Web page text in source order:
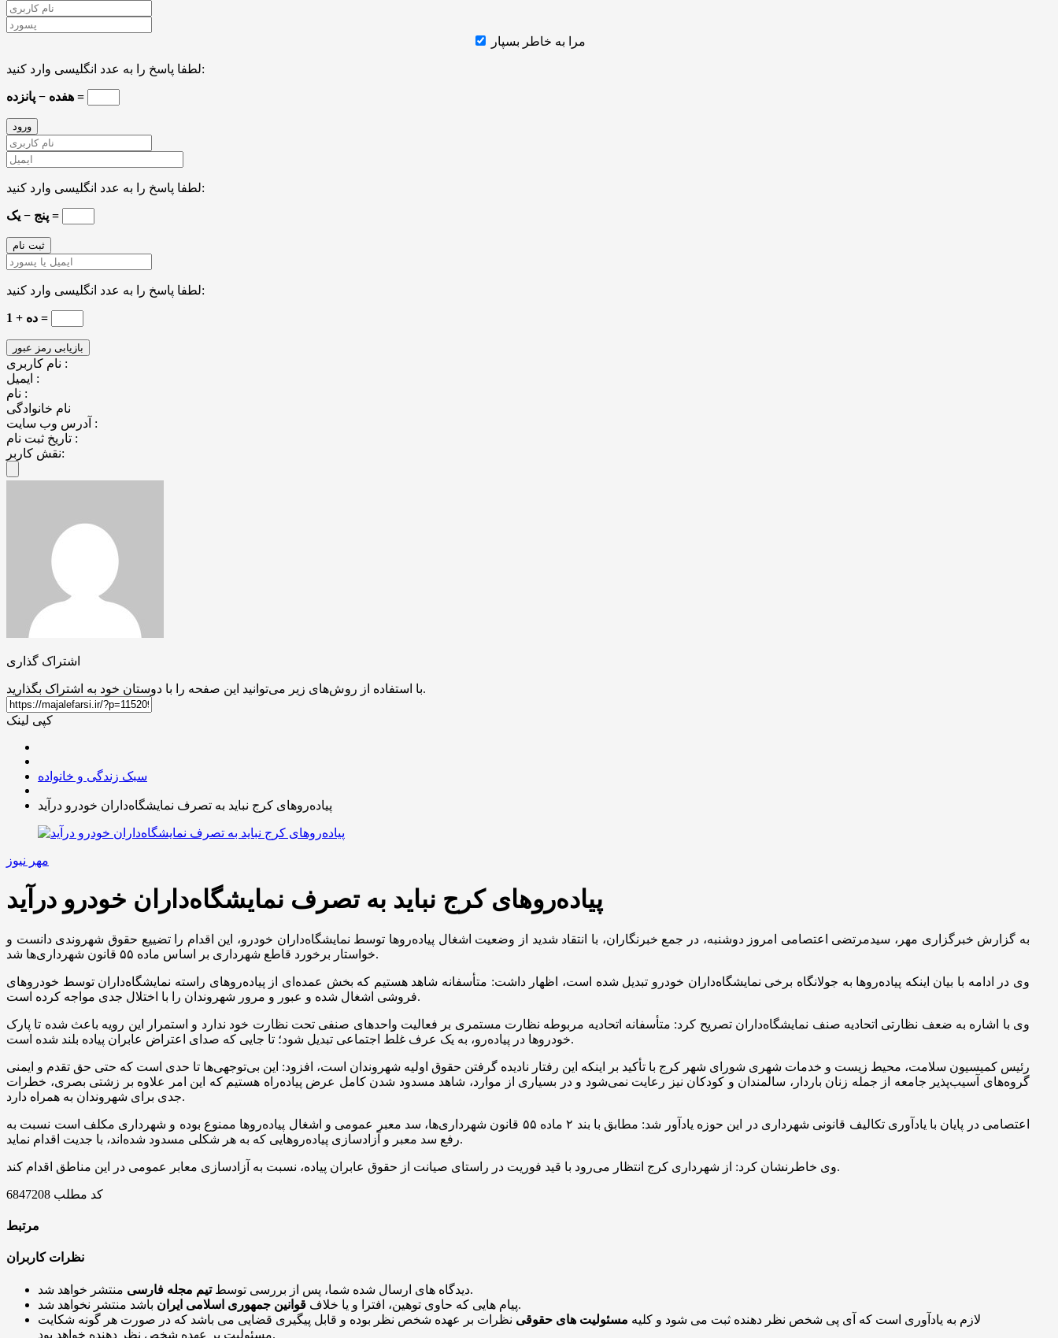
مرا به خاطر بسپار
لطفا پاسخ را به عدد انگلیسی وارد کنید:
هفده − پانزده =
لطفا پاسخ را به عدد انگلیسی وارد کنید:
پنج − یک =
لطفا پاسخ را به عدد انگلیسی وارد کنید:
1 + ده =
نام کاربری :
ایمیل :
نام :
نام خانوادگی
آدرس وب سایت :
تاریخ ثبت نام :
نقش کاربر:
اشتراک گذاری
با استفاده از روش‌های زیر می‌توانید این صفحه را با دوستان خود به اشتراک بگذارید.
کپی لینک
سبک زندگی و خانواده
پیاده‌روهای کرج نباید به تصرف نمایشگاه‌داران خودرو درآید
مهر نیوز
پیاده‌روهای کرج نباید به تصرف نمایشگاه‌داران خودرو درآید
به گزارش خبرگزاری مهر، سیدمرتضی اعتصامی امروز دوشنبه، در جمع خبرنگاران، با انتقاد شدید از وضعیت اشغال پیاده‌روها توسط نمایشگاه‌داران خودرو، این اقدام را تضییع حقوق شهروندی دانست و
خواستار برخورد قاطع شهرداری بر اساس ماده ۵۵ قانون شهرداری‌ها شد.
وی در ادامه با بیان اینکه پیاده‌روها به جولانگاه برخی نمایشگاه‌داران خودرو تبدیل شده است، اظهار داشت: متأسفانه شاهد هستیم که بخش عمده‌ای از پیاده‌روهای راسته نمایشگاه‌داران توسط خودروهای
فروشی اشغال شده و عبور و مرور شهروندان را با اختلال جدی مواجه کرده است.
وی با اشاره به ضعف نظارتی اتحادیه صنف نمایشگاه‌داران تصریح کرد: متأسفانه اتحادیه مربوطه نظارت مستمری بر فعالیت واحدهای صنفی تحت نظارت خود ندارد و استمرار این رویه باعث شده تا پارک
خودروها در پیاده‌رو، به یک عرف غلط اجتماعی تبدیل شود؛ تا جایی که صدای اعتراض عابران پیاده بلند شده است.
رئیس کمیسیون سلامت، محیط زیست و خدمات شهری شورای شهر کرج با تأکید بر اینکه این رفتار نادیده گرفتن حقوق اولیه شهروندان است، افزود: این بی‌توجهی‌ها تا حدی است که حتی حق تقدم و ایمنی
گروه‌های آسیب‌پذیر جامعه از جمله زنان باردار، سالمندان و کودکان نیز رعایت نمی‌شود و در بسیاری از موارد، شاهد مسدود شدن کامل عرض پیاده‌راه هستیم که این امر علاوه بر زشتی بصری، خطرات
جدی برای شهروندان به همراه دارد.
اعتصامی در پایان با یادآوری تکالیف قانونی شهرداری در این حوزه یادآور شد: مطابق با بند ۲ ماده ۵۵ قانون شهرداری‌ها، سد معبر عمومی و اشغال پیاده‌روها ممنوع بوده و شهرداری مکلف است نسبت به
رفع سد معبر و آزادسازی پیاده‌روهایی که به هر شکلی مسدود شده‌اند، با جدیت اقدام نماید.
وی خاطرنشان کرد: از شهرداری کرج انتظار می‌رود با قید فوریت در راستای صیانت از حقوق عابران پیاده، نسبت به آزادسازی معابر عمومی در این مناطق اقدام کند.
کد مطلب 6847208
مرتبط
نظرات کاربران
دیدگاه های ارسال شده شما، پس از بررسی توسطتیم مجله فارسی
منتشر خواهد شد.
پیام هایی که حاوی توهین، افترا و یا خلاف قوانین جمهوری اسلامی ایران
باشد منتشر نخواهد شد.
لازم به یادآوری است که آی پی شخص نظر دهنده ثبت می شود و کلیه مسئولیت های حقوقی نظرات بر عهده شخص نظر بوده و قابل پیگیری قضایی می باشد که در صورت هر گونه شکایت
مسئولیت بر عهده شخص نظر دهنده خواهد بود.